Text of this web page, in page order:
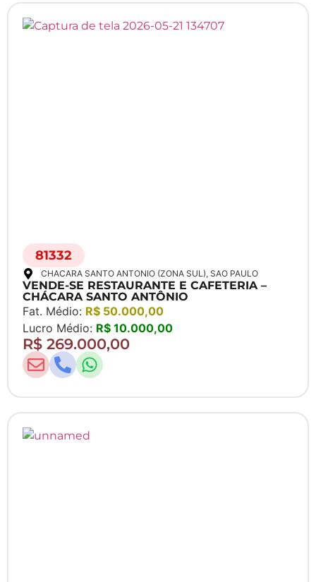
81332
CHACARA SANTO ANTONIO (ZONA SUL), SAO PAULO
VENDE-SE RESTAURANTE E CAFETERIA –
CHÁCARA SANTO ANTÔNIO
Fat. Médio: R$ 50.000,00
Lucro Médio: R$ 10.000,00
R$ 269.000,00